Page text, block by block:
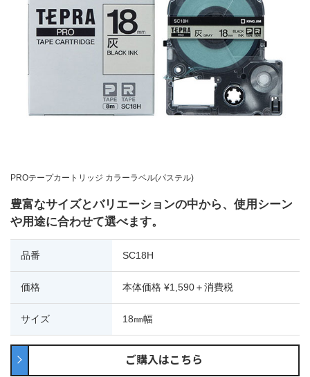
PROテープカートリッジ カラーラベル(パステル)
豊富なサイズとバリエーションの中から、使用シーン
や用途に合わせて選べます。
品番 SC18H
価格 本体価格 ¥1,590＋消費税
サイズ 18㎜幅
ご購入はこちら